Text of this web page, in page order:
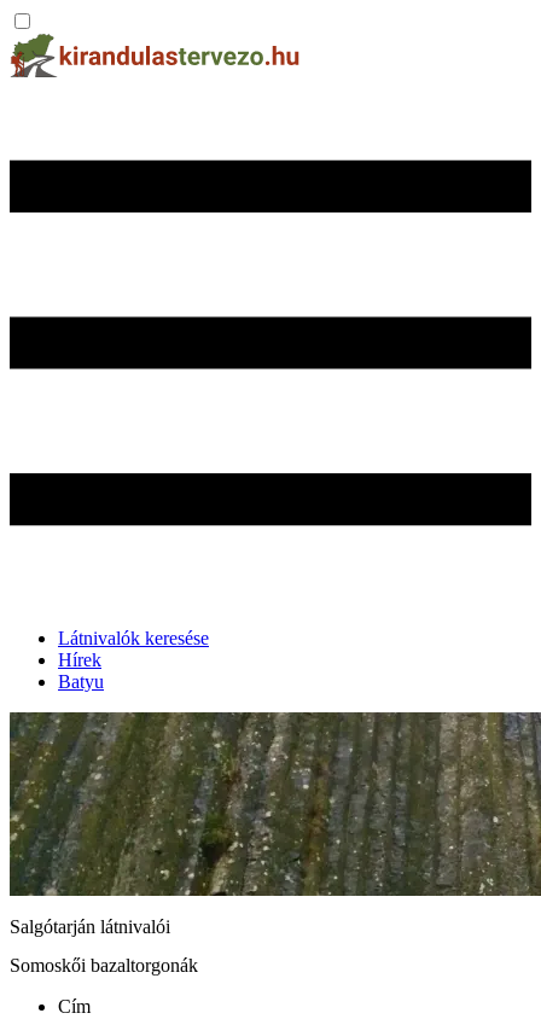
Látnivalók keresése
Hírek
Batyu
Salgótarján látnivalói
Somoskői bazaltorgonák
Cím